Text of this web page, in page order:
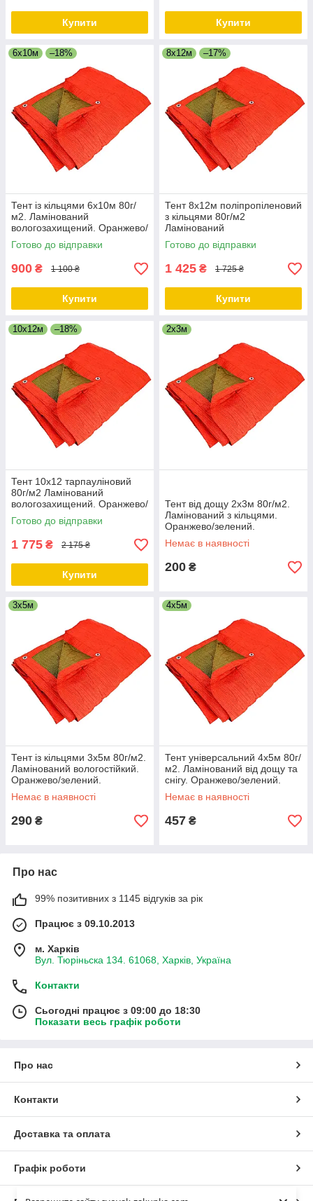
Купити Купити
6х10м –18%
Тент із кільцями 6х10м 80г/
м2. Ламінований
вологозахищений. Оранжево/
зелений. Двосторонній.
Готово до відправки
900 ₴ 1 100 ₴
Купити
8х12м –17%
Тент 8х12м поліпропіленовий
з кільцями 80г/м2
Ламінований
вологозахищений. Оранжево/
зелений. Двосторонній.
Готово до відправки
1 425 ₴ 1 725 ₴
Купити
10х12м –18%
Тент 10х12 тарпауліновий
80г/м2 Ламінований
вологозахищений. Оранжево/
зелений. Двосторонній.
Готово до відправки
1 775 ₴ 2 175 ₴
Купити
2х3м
Тент від дощу 2х3м 80г/м2.
Ламінований з кільцями.
Оранжево/зелений.
Двосторонній.
Немає в наявності
200 ₴
3х5м
Тент із кільцями 3х5м 80г/м2.
Ламінований вологостійкий.
Оранжево/зелений.
Двосторонній.
Немає в наявності
290 ₴
4х5м
Тент універсальний 4х5м 80г/
м2. Ламінований від дощу та
снігу. Оранжево/зелений.
Двосторонній.
Немає в наявності
457 ₴
Про нас
99% позитивних з 1145 відгуків за рік
Працює з 09.10.2013
м. Харків
Вул. Тюріньска 134. 61068, Харків, Україна
Контакти
Сьогодні працює з 09:00 до 18:30
Показати весь графік роботи
Про нас
Контакти
Доставка та оплата
Графік роботи